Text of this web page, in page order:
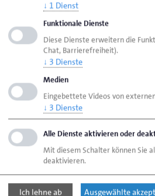
Seite empfehlen
Seite drucken
aktualisiert am 01. Juni 2026
Handwerkskammer Flensburg
Personen
Pesch, Ralf
Handwerkskammer Flensburg
Johanniskirchhof 1-7
↓ 1 Dienst
Funktionale Dienste
Diese Dienste erweitern die
Chat, Barrierefreiheit).
↓ 3 Dienste
Medien
Eingebettete Videos von
↓ 3 Dienste
Alle Dienste aktivieren oder
Mit diesem Schalter können Sie
deaktivieren.
Ich lehne ab Ausgewählte